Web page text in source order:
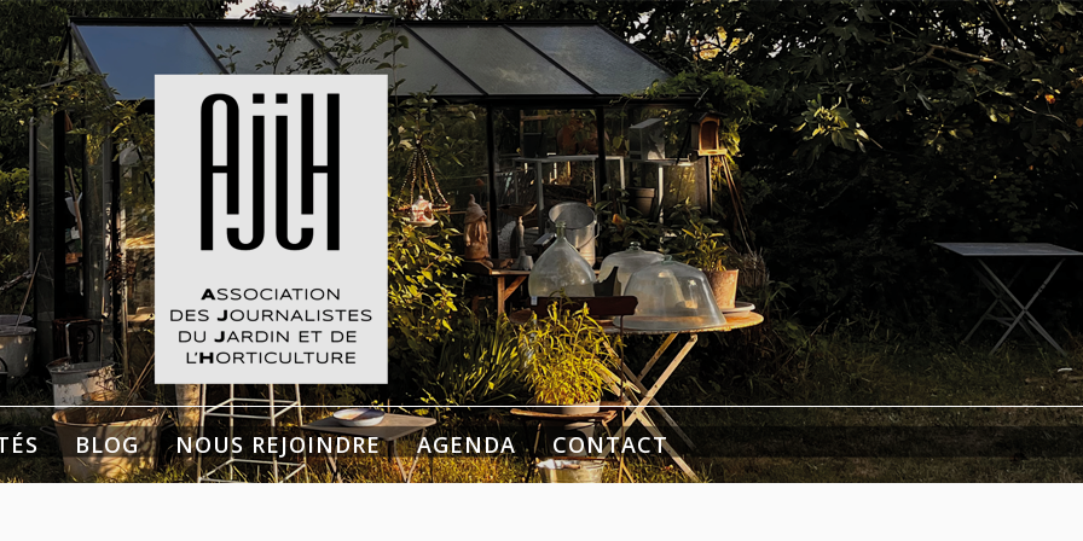
du Jardin et de
BLOG NOUS REJOINDRE AGENDA CONTACT